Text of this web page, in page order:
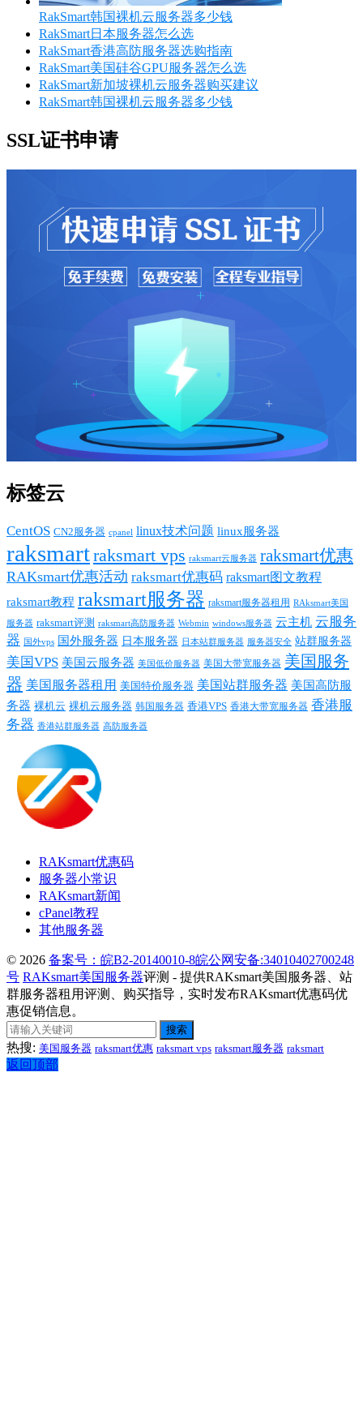
RakSmart韩国裸机云服务器多少钱
RakSmart日本服务器怎么选
RakSmart香港高防服务器选购指南
RakSmart美国硅谷GPU服务器怎么选
RakSmart新加坡裸机云服务器购买建议
RakSmart韩国裸机云服务器多少钱
SSL证书申请
标签云
CentOS CN2服务器 cpanel linux技术问题 linux服务器
raksmartraksmart vps raksmart云服务器 raksmart优惠
RAKsmart优惠活动 raksmart优惠码 raksmart图文教程
raksmart教程 raksmart服务器 raksmart服务器租用 RAksmart美国
服务器 raksmart评测 raksmart高防服务器 Webmin windows服务器 云主机 云服务
器 国外vps 国外服务器 日本服务器 日本站群服务器 服务器安全 站群服务器
美国VPS 美国云服务器 美国低价服务器 美国大带宽服务器 美国服务
器 美国服务器租用 美国特价服务器 美国站群服务器 美国高防服
务器 裸机云 裸机云服务器 韩国服务器 香港VPS 香港大带宽服务器 香港服
务器 香港站群服务器 高防服务器
RAKsmart优惠码
服务器小常识
RAKsmart新闻
cPanel教程
其他服务器
© 2026 备案号：皖B2-20140010-8皖公网安备:34010402700248
号 RAKsmart美国服务器评测 - 提供RAKsmart美国服务器、站
群服务器租用评测、购买指导，实时发布RAKsmart优惠码优
惠促销信息。
搜索
热搜: 美国服务器 raksmart优惠 raksmart vps raksmart服务器 raksmart
返回顶部